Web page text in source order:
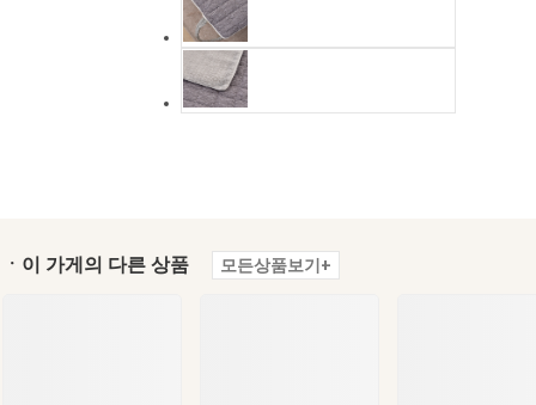
ㆍ이 가게의 다른 상품 모든상품보기+